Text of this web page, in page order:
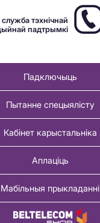
служба тэхнічнай
падтрымкі
Падключыць
Пытанне спецыялісту
Кабінет карыстальніка
Аплаціць
Мабільныя прыкладанні
Купіць тавар